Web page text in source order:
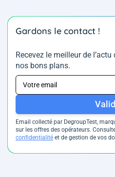
Gardons le contact !
Recevez le meilleur de
nos bons plans.
Email collecté par DegroupTest,
sur les offres des opérateurs.
confidentialité et de gestion de vos